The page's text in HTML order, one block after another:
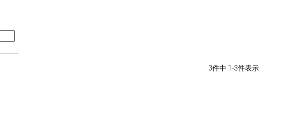
3件中 1 -3件表示